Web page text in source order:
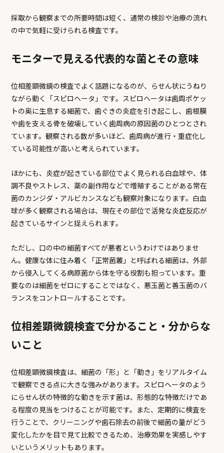
採取から観察までの所要時間は短く、通常の検診や治療の流れ
の中で気軽に受けられる検査です。
モニターで見える代表的な菌とその意味
位相差顕微鏡の検査でよく話題になるのが、らせん状にうねり
ながら動く「スピロヘータ」です。スピロヘータは歯周ポケッ
トの奥に生息する細菌で、歯ぐきの炎症を引き起こし、歯根膜
や歯を支える骨を破壊していく歯周病の原因菌のひとつとされ
ています。観察される数が多いほど、歯周病が進行・重症化し
ている可能性が高いと考えられています。
ほかにも、炎症が起きている部位でよく見られる白血球や、体
調不良やストレス、薬の副作用などで増殖することがある常在
菌のカンジダ・アルビカンスなども観察対象になります。白血
球が多く観察される場合は、現在その部位で活発な炎症反応が
起きているサインと捉えられます。
ただし、口の中の細菌すべてが悪者というわけではありませ
ん。健康な体に住み着く「正常菌叢」と呼ばれる細菌は、外部
から侵入してくる病原菌から体を守る役割も担っています。重
要なのは細菌をゼロにすることではなく、悪玉菌と善玉菌のバ
ランスをコントロールすることです。
位相差顕微鏡検査で分かること・分からな
いこと
位相差顕微鏡検査は、細菌の「形」と「動き」をリアルタイム
で観察できる点に大きな強みがあります。スピロヘータのよう
にらせん状の特徴的な動きを示す菌は、形態的な特徴だけであ
る程度の見当をつけることが可能です。また、定期的に検査を
行うことで、クリーニングや歯石除去の前後で細菌の量がどう
変化したかを目で見て比較できるため、治療効果を実感しやす
いというメリットもあります。